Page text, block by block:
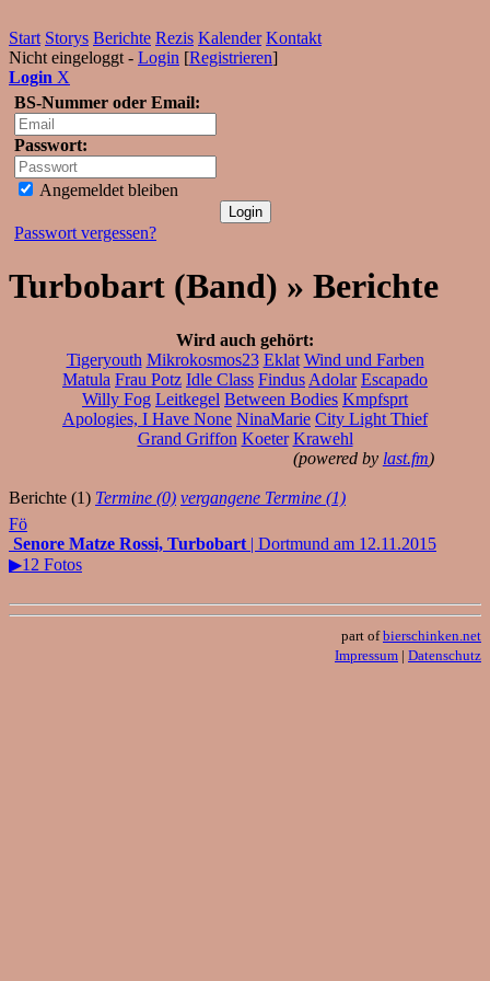
Start Storys Berichte Rezis Kalender Kontakt
Nicht eingeloggt - Login [Registrieren]
Login X
BS-Nummer oder Email:
Passwort:
Angemeldet bleiben
Passwort vergessen?
Turbobart (Band) » Berichte
Wird auch gehört:
Tigeryouth Mikrokosmos23 Eklat Wind und Farben
Matula Frau Potz Idle Class Findus Adolar Escapado
Willy Fog Leitkegel Between Bodies Kmpfsprt
Apologies, I Have None NinaMarie City Light Thief
Grand Griffon Koeter Krawehl
(powered by last.fm)
Berichte (1) Termine (0) vergangene Termine (1)
Fö
Senore Matze Rossi, Turbobart | Dortmund am 12.11.2015
▶12 Fotos
part ofbierschinken.net
Impressum | Datenschutz